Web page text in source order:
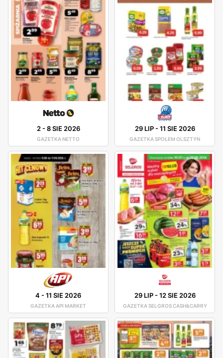
2-8 SIE 2026
GAZETKA NETTO
29 LIP-11 SIE 2026
GAZETKA SPOŁEM OLSZTYN
4 -11 SIE 2026
GAZETKA API MARKET
29 LIP-12 SIE 2026
GAZETKA SELGROS CASH&CARRY